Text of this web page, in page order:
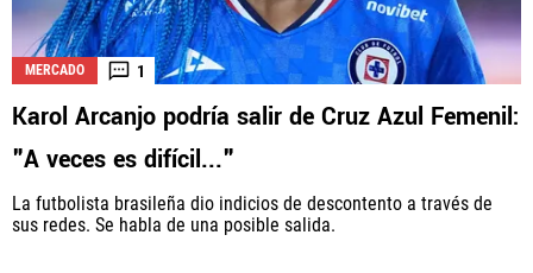
MERCADO 1
Karol Arcanjo podría salir de Cruz Azul Femenil:
"A veces es difícil..."
La futbolista brasileña dio indicios de descontento a través de
sus redes. Se habla de una posible salida.